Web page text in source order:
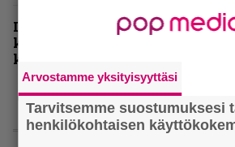
Inferno valitsi vuoden 2024
kovimmat albumit – tässä
kotimaisten kymmenen parasta
ARVIOT
Arvostamme yksityisyyttäsi
Tarvitsemme suostumuksesi
henkilökohtaisen